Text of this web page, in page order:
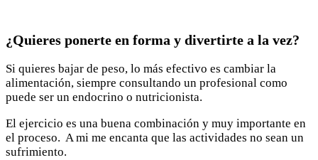
¿Quieres ponerte en forma y divertirte a la vez?
Si quieres bajar de peso, lo más efectivo es cambiar la
alimentación, siempre consultando un profesional como
puede ser un endocrino o nutricionista.
El ejercicio es una buena combinación y muy importante en
el proceso. A mi me encanta que las actividades no sean un
sufrimiento.